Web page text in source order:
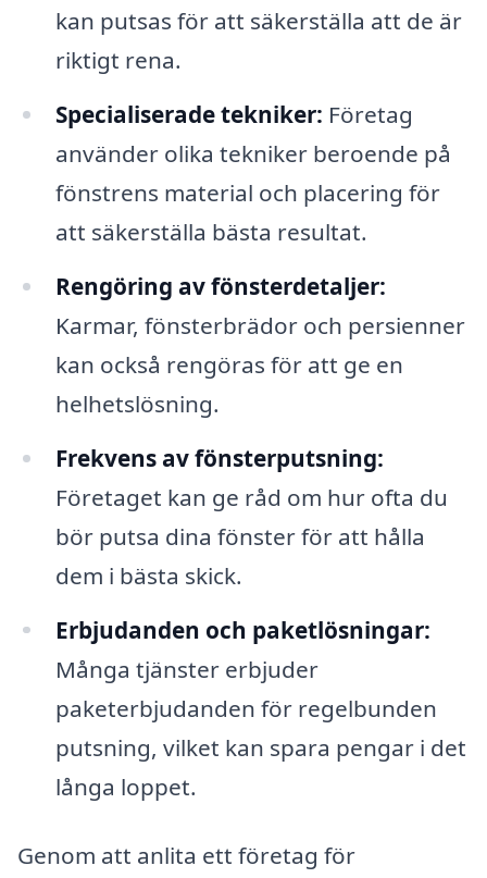
kan putsas för att säkerställa att de är
riktigt rena.
Specialiserade tekniker: Företag
använder olika tekniker beroende på
fönstrens material och placering för
att säkerställa bästa resultat.
Rengöring av fönsterdetaljer:
Karmar, fönsterbrädor och persienner
kan också rengöras för att ge en
helhetslösning.
Frekvens av fönsterputsning:
Företaget kan ge råd om hur ofta du
bör putsa dina fönster för att hålla
dem i bästa skick.
Erbjudanden och paketlösningar:
Många tjänster erbjuder
paketerbjudanden för regelbunden
putsning, vilket kan spara pengar i det
långa loppet.
Genom att anlita ett företag för